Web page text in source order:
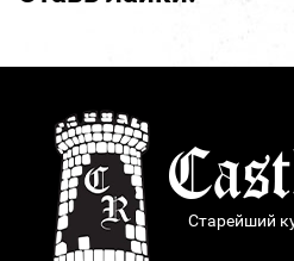
Старейший